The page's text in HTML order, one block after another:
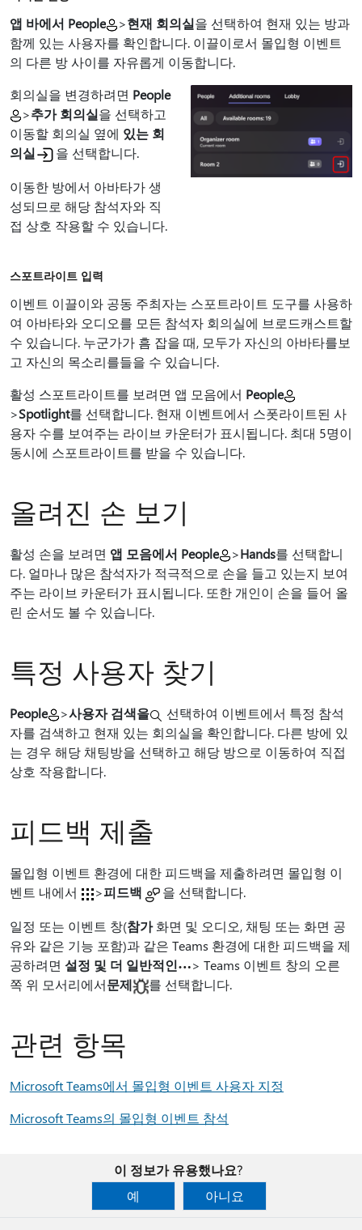
앱 바에서 People >현재 회의실을 선택하여 현재 있는 방과
함께 있는 사용자를 확인합니다. 이끌이로서 몰입형 이벤트
의 다른 방 사이를 자유롭게 이동합니다.
회의실을 변경하려면 People
>추가 회의실을 선택하고
이동할 회의실 옆에 있는 회
의실
을 선택합니다.
이동한 방에서 아바타가 생
성되므로 해당 참석자와 직
접 상호 작용할 수 있습니다.
스포트라이트 입력
이벤트 이끌이와 공동 주최자는 스포트라이트 도구를 사용하
여 아바타와 오디오를 모든 참석자 회의실에 브로드캐스트할
수 있습니다. 누군가가 흠 잡을 때, 모두가 자신의 아바타를보
고 자신의 목소리를들을 수 있습니다.
활성 스포트라이트를 보려면 앱 모음에서 People
>Spotlight를 선택합니다. 현재 이벤트에서 스폿라이트된 사
용자 수를 보여주는 라이브 카운터가 표시됩니다. 최대 5명이
동시에 스포트라이트를 받을 수 있습니다.
올려진 손 보기
활성 손을 보려면 앱 모음에서 People >Hands를 선택합니
다. 얼마나 많은 참석자가 적극적으로 손을 들고 있는지 보여
주는 라이브 카운터가 표시됩니다. 또한 개인이 손을 들어 올
린 순서도 볼 수 있습니다.
특정 사용자 찾기
People >사용자 검색을
선택하여 이벤트에서 특정 참석
자를 검색하고 현재 있는 회의실을 확인합니다. 다른 방에 있
는 경우 해당 채팅방을 선택하고 해당 방으로 이동하여 직접
상호 작용합니다.
피드백 제출
몰입형 이벤트 환경에 대한 피드백을 제출하려면 몰입형 이
벤트 내에서
>피드백
을 선택합니다.
일정 또는 이벤트 창(참가화면 및 오디오, 채팅 또는 화면 공
유와 같은 기능 포함)과 같은 Teams 환경에 대한 피드백을 제
공하려면 설정 및 더 일반적인
> Teams 이벤트 창의 오른
쪽 위 모서리에서문제 를 선택합니다.
관련 항목
Microsoft Teams에서 몰입형 이벤트 사용자 지정
Microsoft Teams의 몰입형 이벤트 참석
이 정보가 유용했나요?
예
아니요